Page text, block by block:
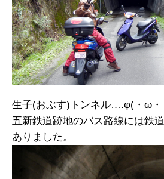
生子(おぶす)トンネル….φ(・ω・
五新鉄道跡地のバス路線には鉄
ありました。